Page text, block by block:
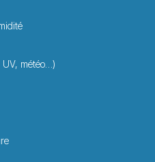
UV, météo…)